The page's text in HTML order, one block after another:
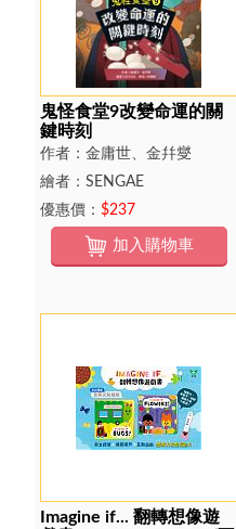
鬼怪食堂9改變命運的關
鍵時刻
作者：金庸世、金幷燮
繪者：SENGAE
優惠價：$237
加入購物車
Imagine if... 翻轉想像遊